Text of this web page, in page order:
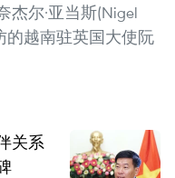
杰尔·亚当斯(Nigel
的越南驻英国大使阮
关系